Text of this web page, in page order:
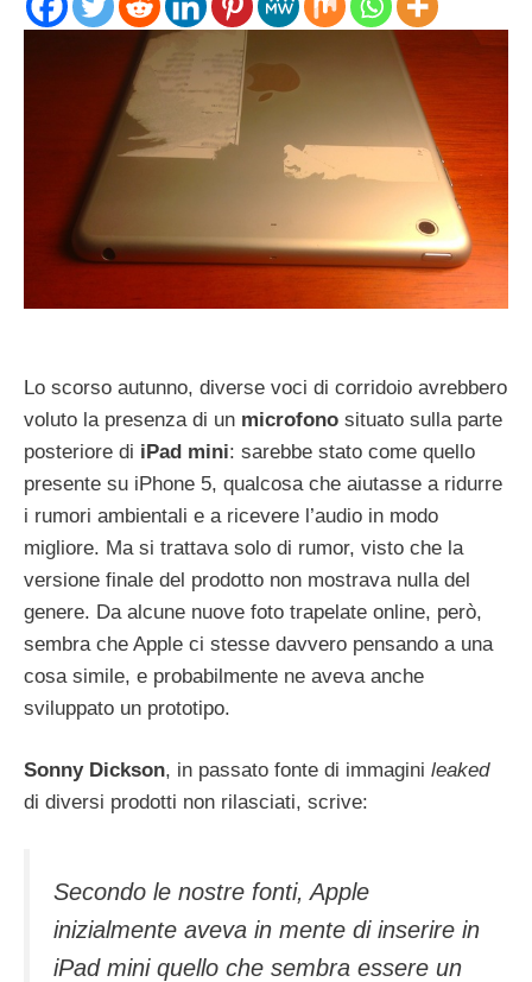
Lo scorso autunno, diverse voci di corridoio avrebbero
voluto la presenza di un microfono situato sulla parte
posteriore di iPad mini: sarebbe stato come quello
presente su iPhone 5, qualcosa che aiutasse a ridurre
i rumori ambientali e a ricevere l’audio in modo
migliore. Ma si trattava solo di rumor, visto che la
versione finale del prodotto non mostrava nulla del
genere. Da alcune nuove foto trapelate online, però,
sembra che Apple ci stesse davvero pensando a una
cosa simile, e probabilmente ne aveva anche
sviluppato un prototipo.
Sonny Dickson, in passato fonte di immagini leaked
di diversi prodotti non rilasciati, scrive:
Secondo le nostre fonti, Apple
inizialmente aveva in mente di inserire in
iPad mini quello che sembra essere un